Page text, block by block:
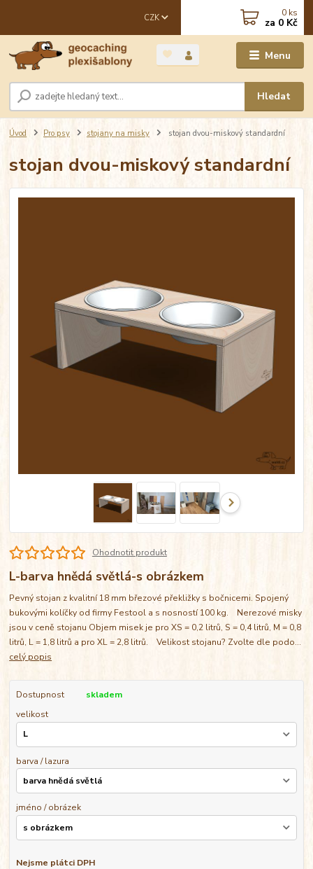
Menu
CZK
Hledat
0 ks
za 0 Kč
Úvod Pro psy stojany na misky stojan dvou-miskový standardní
stojan dvou-miskový standardní
Ohodnotit produkt
L-barva hnědá světlá-s obrázkem
Pevný stojan z kvalitní 18 mm březové překližky s bočnicemi. Spojený
bukovými kolíčky od firmy Festool a s nosností 100 kg. Nerezové misky
jsou v ceně stojanu Objem misek je pro XS = 0,2 litrů, S = 0,4 litrů, M = 0,8
litrů, L = 1,8 litrů a pro XL = 2,8 litrů. Velikost stojanu? Zvolte dle podo...
celý popis
Dostupnost
skladem
velikost
barva / lazura
jméno / obrázek
Nejsme plátci DPH